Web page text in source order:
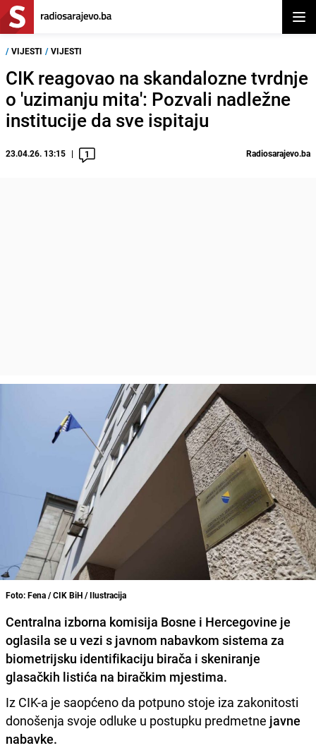
/ VIJESTI / VIJESTI
CIK reagovao na skandalozne tvrdnje
o 'uzimanju mita': Pozvali nadležne
institucije da sve ispitaju
23.04.26. 13:15 1 Radiosarajevo.ba
Foto: Fena / CIK BiH / Ilustracija
Centralna izborna komisija Bosne i Hercegovine je
oglasila se u vezi s javnom nabavkom sistema za
biometrijsku identifikaciju birača i skeniranje
glasačkih listića na biračkim mjestima.
Iz CIK-a je saopćeno da potpuno stoje iza zakonitosti
donošenja svoje odluke u postupku predmetne javne
nabavke.